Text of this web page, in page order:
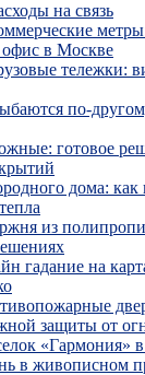
на связь
в Москве
тележки:
готовое
дома: как
из
гадание на
защиты от
«Гармония»
в живописном